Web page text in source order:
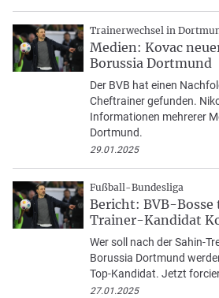
Trainerwechsel in
Medien: Kovac
Borussia Dortmund
Der BVB hat einen
Cheftrainer gefunden.
Informationen mehrerer
Dortmund.
29.01.2025
Fußball-Bundesliga
Bericht: BVB-
Trainer-Kandidat
Wer soll nach der Sahin-
Borussia Dortmund
Top-Kandidat. Jetzt
27.01.2025